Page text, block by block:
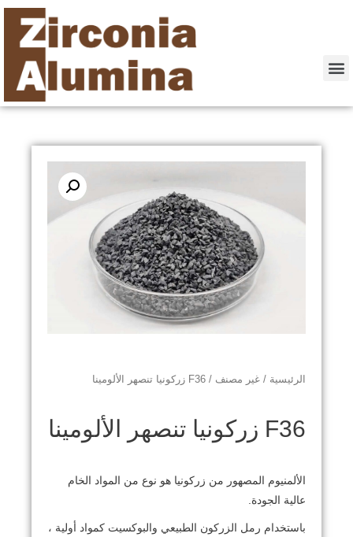
الرئيسية / غير مصنف / F36 زركونيا تنصهر الألومينا
F36 زركونيا تنصهر الألومينا
الألمنيوم المصهور من زركونيا هو نوع من المواد الخام
عالية الجودة.
باستخدام رمل الزركون الطبيعي والبوكسيت كمواد أولية ،